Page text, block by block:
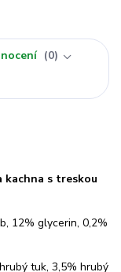
0
kachna s treskou
12% glycerin, 0,2%
tuk, 3,5% hrubý